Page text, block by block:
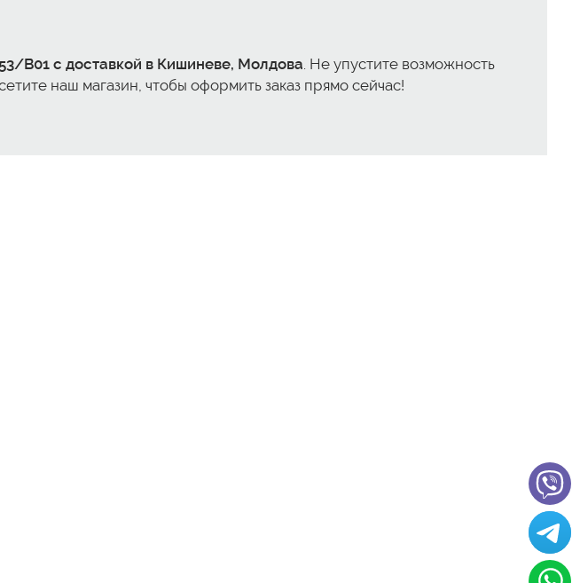
B01 с доставкой в Кишиневе, Молдова . Не упустите возможность
наш магазин, чтобы оформить заказ прямо сейчас!